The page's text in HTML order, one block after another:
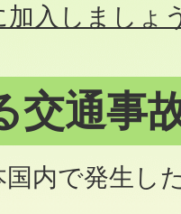
加入しましょ
交通事
内で発生し